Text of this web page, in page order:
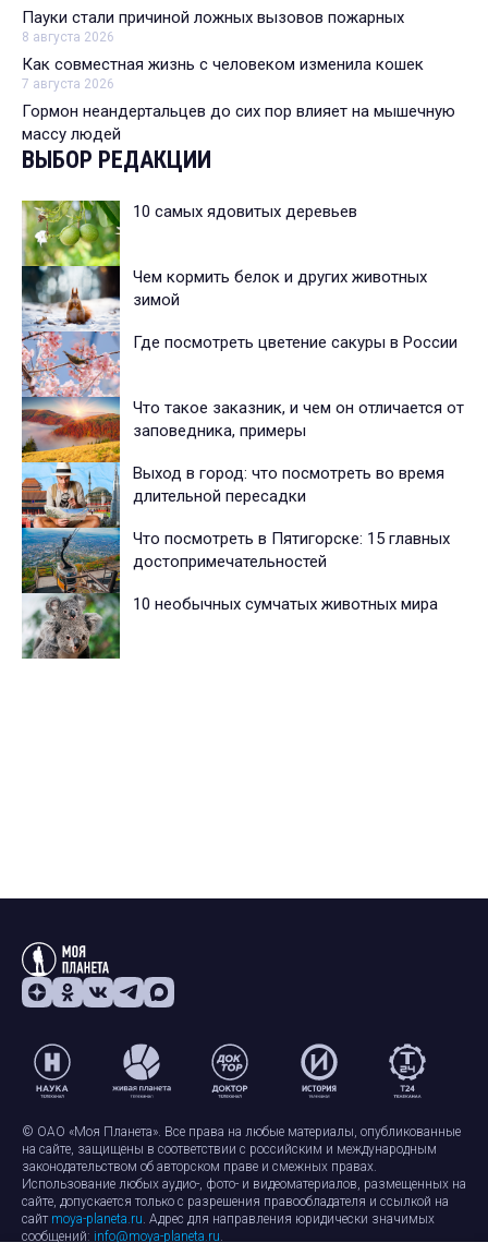
Пауки стали причиной ложных вызовов пожарных
8 августа 2026
Как совместная жизнь с человеком изменила кошек
7 августа 2026
Гормон неандертальцев до сих пор влияет на мышечную
массу людей
ВЫБОР РЕДАКЦИИ
10 самых ядовитых деревьев
Чем кормить белок и других животных
зимой
Где посмотреть цветение сакуры в России
Что такое заказник, и чем он отличается от
заповедника, примеры
Выход в город: что посмотреть во время
длительной пересадки
Что посмотреть в Пятигорске: 15 главных
достопримечательностей
10 необычных сумчатых животных мира
© ОАО «Моя Планета». Все права на любые материалы, опубликованные
на сайте, защищены в соответствии с российским и международным
законодательством об авторском праве и смежных правах.
Использование любых аудио-, фото- и видеоматериалов, размещенных на
сайте, допускается только с разрешения правообладателя и ссылкой на
сайт moya-planeta.ru. Адрес для направления юридически значимых
сообщений: info@moya-planeta.ru.